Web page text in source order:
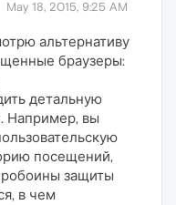
May 18, 2015, 9:25 AM
альтернативу
браузеры:
детальную
Например, вы
посещений,
защиты
в чем